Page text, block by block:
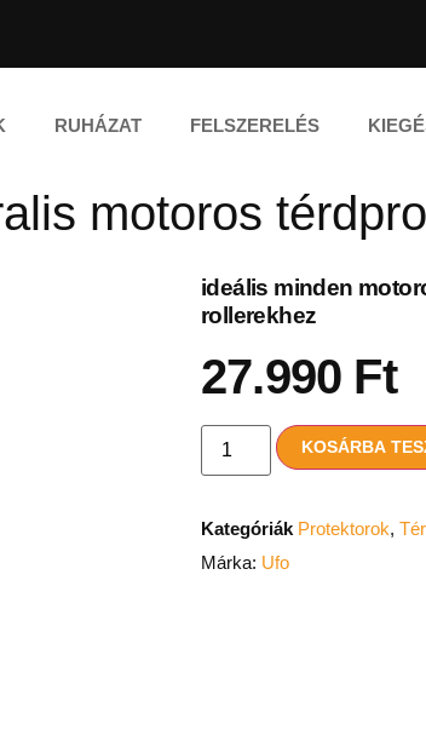
RUHÁZAT FELSZERELÉS
motoros
ideális minden
rollerekhez
27.990 Ft
KOSÁRBA
Kategóriák Protektorok,
Márka: Ufo